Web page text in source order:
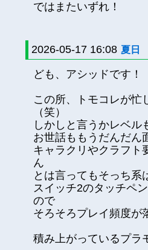
ではまたいずれ！
2026-05-17 16:08 夏日
ども、アシッドです！
この所、トモコレが忙
（笑）
しかしと言うかレベル
お世話ももうだんだん
キャラクリやクラフト
ん
とは言ってもそっち系
スイッチ2のタッチペ
ので
そろそろプレイ頻度が
積み上がっているプラ